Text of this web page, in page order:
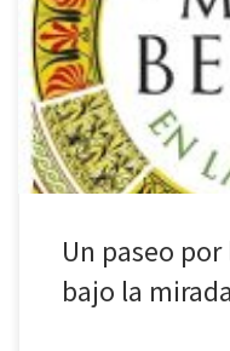
Mary Beard, Premio
2016, un libro sobre el
diferentes pueblos. La
traducción de
Un paseo
bajo la